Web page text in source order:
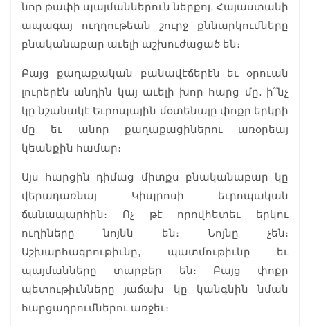
նոր թափի պայմաններուն ներքոյ, Հայաստանի
ապագայ ուղղութեան շուրջ քննարկումները
բնականաբար աւելի աշխուժացած են։
Բայց քաղաքական բանավէճերէն եւ օրուան
լուրերէն անդին կայ աւելի խոր հարց մը. ի՞նչ
կը նշանակէ Եւրոպային մօտենալը փոքր երկրի
մը եւ անոր քաղաքացիներու առօրեայ
կեանքին համար։
Այս հարցին դիմաց միտքս բնականաբար կը
վերադառնայ Կիպրոսի եւրոպական
ճանապարհին։ Ոչ թէ որովհետեւ երկու
ուղիները նոյնն են։ Նոյնը չեն։
Աշխարհագրութիւնը, պատմութիւնը եւ
պայմանները տարբեր են։ Բայց փոքր
պետութիւնները յաճախ կը կանգնին նման
հարցադրումներու առջեւ։